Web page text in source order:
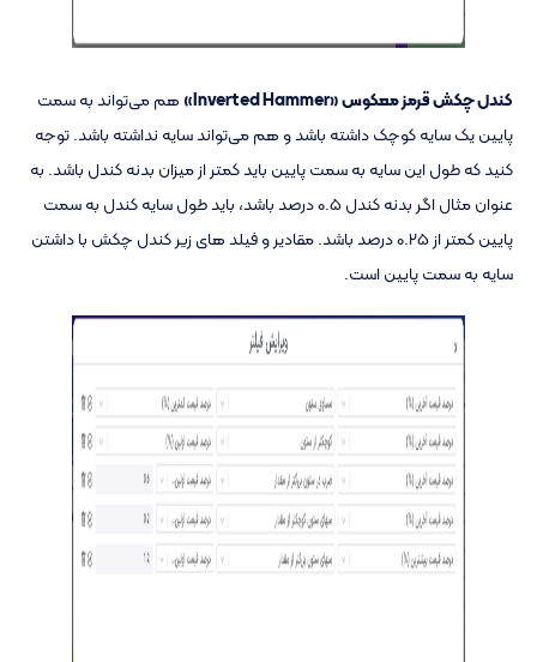
کندل چکش قرمز معکوس «Inverted Hammer»
هم می‌تواند به سمت
پایین یک سایه کوچک داشته باشد و هم می‌تواند سایه نداشته باشد. توجه
کنید که طول این سایه به سمت پایین باید کمتر از میزان بدنه کندل باشد. به
عنوان مثال اگر بدنه کندل 0.5 درصد باشد، باید طول سایه کندل به سمت
پایین کمتر از 0.25 درصد باشد. مقادیر و فیلد های زیر کندل چکش با داشتن
سایه به سمت پایین است.